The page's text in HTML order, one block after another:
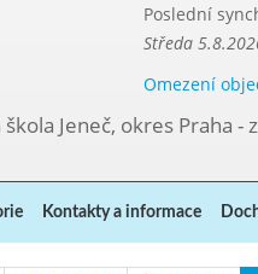
Poslední
Středa
Omezení
Jeneč, okres Praha -
Kontakty a informace